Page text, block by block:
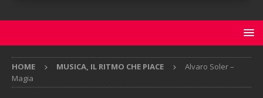
HOME MUSICA, IL RITMO CHE PIACE
Alvaro Soler –
Magia